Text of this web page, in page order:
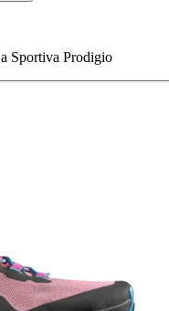
Sportiva Prodigio